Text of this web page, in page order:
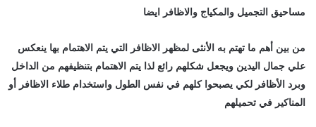
مساحيق التجميل والمكياج والاظافر ايضا
من بين أهم ما تهتم به الأنثى لمظهر الاظافر التي يتم الاهتمام بها ينعكس
علي جمال اليدين ويجعل شكلهم رائع لذا يتم الاهتمام بتنظيفهم من الداخل
وبرد الأظافر لكي يصبحوا كلهم في نفس الطول واستخدام طلاء الاظافر أو
المناكير في تحميلهم